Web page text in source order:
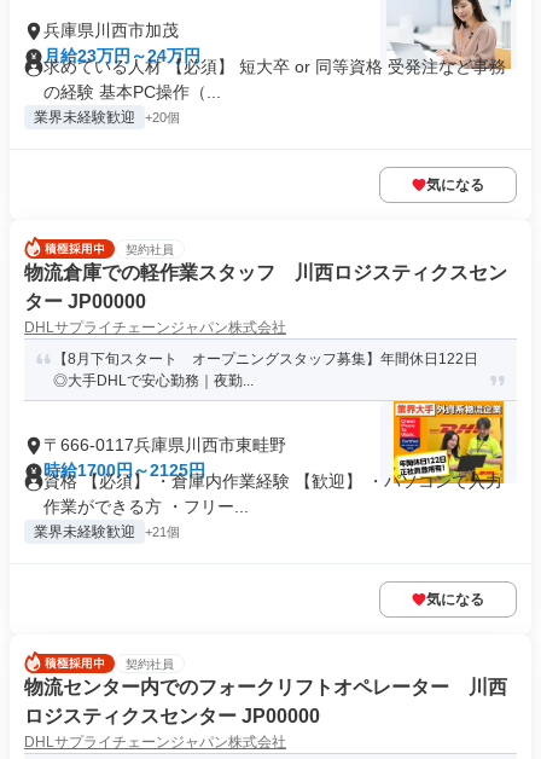
兵庫県川西市加茂
月給23万円～24万円
求めている人材 【必須】 短大卒 or 同等資格 受発注など事務
の経験 基本PC操作（...
業界未経験歓迎 +20個
気になる
契約社員
物流倉庫での軽作業スタッフ 川西ロジスティクスセン
ター JP00000
DHLサプライチェーンジャパン株式会社
【8月下旬スタート オープニングスタッフ募集】年間休日122日
◎大手DHLで安心勤務｜夜勤...
〒666-0117兵庫県川西市東畦野
時給1700円～2125円
資格 【必須】 ・倉庫内作業経験 【歓迎】 ・パソコンで入力
作業ができる方 ・フリー...
業界未経験歓迎 +21個
気になる
契約社員
物流センター内でのフォークリフトオペレーター 川西
ロジスティクスセンター JP00000
DHLサプライチェーンジャパン株式会社